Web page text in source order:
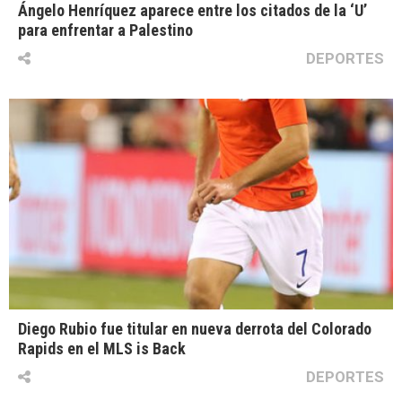
Ángelo Henríquez aparece entre los citados de la ‘U’
para enfrentar a Palestino
DEPORTES
Diego Rubio fue titular en nueva derrota del Colorado
Rapids en el MLS is Back
DEPORTES